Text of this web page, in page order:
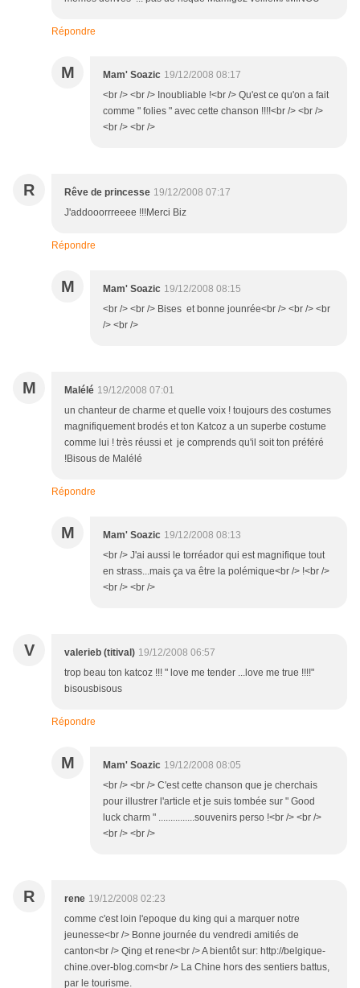
Répondre
M Mam' Soazic 19/12/2008 08:17
<br /> <br /> Inoubliable !<br /> Qu'est ce qu'on a fait
comme " folies " avec cette chanson !!!!<br /> <br />
<br /> <br />
R Rêve de princesse 19/12/2008 07:17
J'addooorrreeee !!!Merci Biz
Répondre
M Mam' Soazic 19/12/2008 08:15
<br /> <br /> Bises et bonne jounrée<br /> <br /> <br
/> <br />
M Malélé 19/12/2008 07:01
un chanteur de charme et quelle voix ! toujours des costumes
magnifiquement brodés et ton Katcoz a un superbe costume
comme lui ! très réussi et je comprends qu'il soit ton préféré
!Bisous de Malélé
Répondre
M Mam' Soazic 19/12/2008 08:13
<br /> J'ai aussi le torréador qui est magnifique tout
en strass...mais ça va être la polémique<br /> !<br />
<br /> <br />
V valerieb (titival) 19/12/2008 06:57
trop beau ton katcoz !!! " love me tender ...love me true !!!!"
bisousbisous
Répondre
M Mam' Soazic 19/12/2008 08:05
<br /> <br /> C'est cette chanson que je cherchais
pour illustrer l'article et je suis tombée sur " Good
luck charm " ...............souvenirs perso !<br /> <br />
<br /> <br />
R rene 19/12/2008 02:23
comme c'est loin l'epoque du king qui a marquer notre
jeunesse<br /> Bonne journée du vendredi amitiés de
canton<br /> Qing et rene<br /> A bientôt sur: http://belgique-
chine.over-blog.com<br /> La Chine hors des sentiers battus,
par le tourisme.